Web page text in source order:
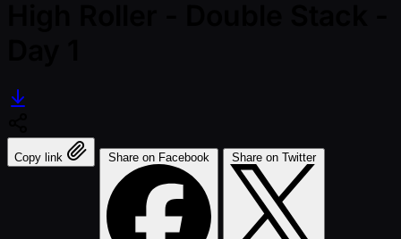
Copy link Share on Facebook Share on Twitter